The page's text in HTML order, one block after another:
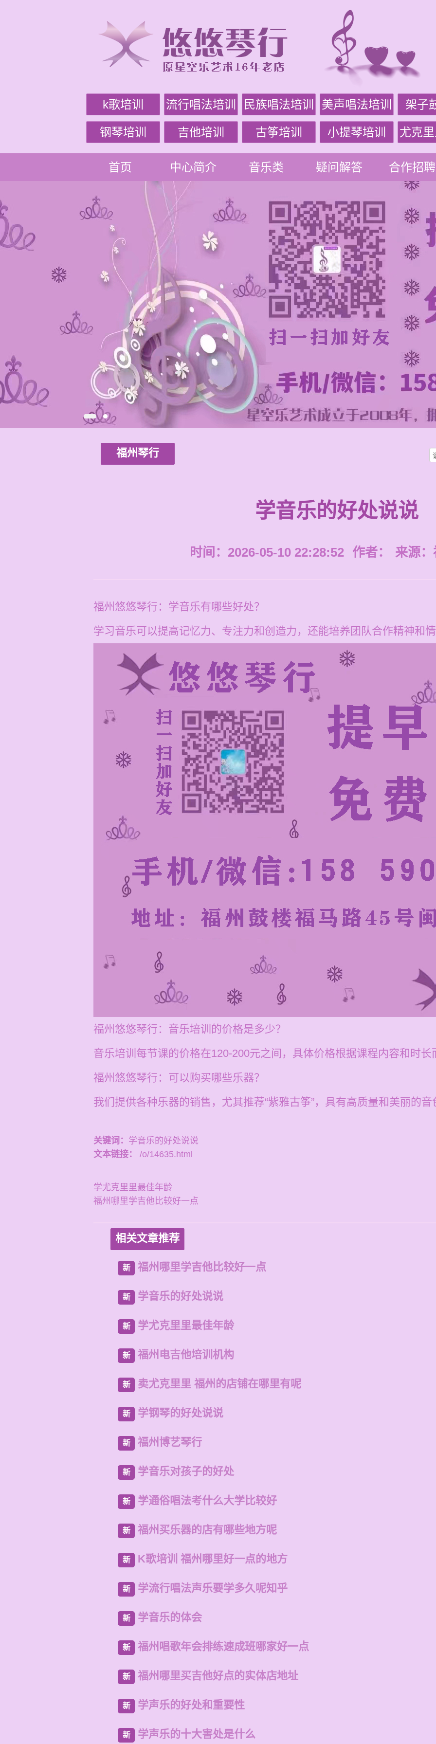
k歌培训 流行唱法培训 民族唱法培训 美声唱法培训 架子
钢琴培训 吉他培训 古筝培训 小提琴培训 尤克
首页 中心简介 音乐类 疑问解答 合作招聘
福州琴行
学音乐的好处说说
时间：2026-05-10 22:28:52 作者： 来源：
福州悠悠琴行：学音乐有哪些好处？
学习音乐可以提高记忆力、专注力和创造力，还能培养团队合作精神和
福州悠悠琴行：音乐培训的价格是多少？
音乐培训每节课的价格在120-200元之间，具体价格根据课程内容和时长
福州悠悠琴行：可以购买哪些乐器？
我们提供各种乐器的销售，尤其推荐“紫雅古筝”，具有高质量和美丽的音
关键词： 学音乐的好处说说
文本链接：
/o/14635.html
学尤克里里最佳年龄
福州哪里学吉他比较好一点
相关文章推荐
新 福州哪里学吉他比较好一点
新 学音乐的好处说说
新 学尤克里里最佳年龄
新 福州电吉他培训机构
新 卖尤克里里 福州的店铺在哪里有呢
新 学钢琴的好处说说
新 福州博艺琴行
新 学音乐对孩子的好处
新 学通俗唱法考什么大学比较好
新 福州买乐器的店有哪些地方呢
新 K歌培训 福州哪里好一点的地方
新 学流行唱法声乐要学多久呢知乎
新 学音乐的体会
新 福州唱歌年会排练速成班哪家好一点
新 福州哪里买吉他好点的实体店地址
新 学声乐的好处和重要性
新 学声乐的十大害处是什么